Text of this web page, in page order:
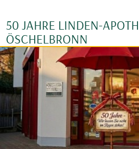
50 JAHRE LINDEN-
ÖSCHELBRONN